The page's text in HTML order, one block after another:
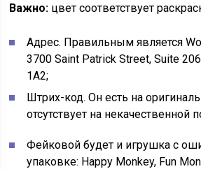
Важно: цвет соответствует
Адрес. Правильным является
3700 Saint Patrick Street, Suite
1A2;
Штрих-код. Он есть на
отсутствует на некачественной
Фейковой будет и игрушка с
упаковке: Happy Monkey, Fun